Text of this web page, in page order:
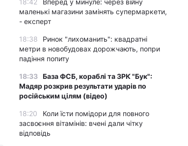
18:42
Вперед у минуле: через війну
маленькі магазини замінять супермаркети,
- експерт
18:38
Ринок "лихоманить": квадратні
метри в новобудовах дорожчають, попри
падіння попиту
18:33 База ФСБ, кораблі та ЗРК "Бук":
Мадяр розкрив результати ударів по
російським цілям (відео)
18:20
Коли їсти помідори для повного
засвоєння вітамінів: вчені дали чітку
відповідь